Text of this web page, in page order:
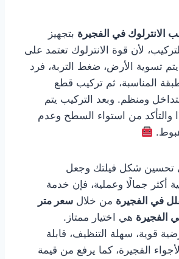
الانترلوك في الفجيرة بتجهيز
لأن قوة الانترلوك تعتمد على
تسوية الأرض، ضغط التربة، فرد
المناسبة، ثم تركيب قطع
ومنظم. وبعد التركيب يتم
والتأكد من استواء السطح وعدم
تحسين شكل فيلتك وجعل
أكثر جمالًا وعملية، فإن خدمة
في الفجيرة من خلال سعر متر
الفجيرة هي اختيار ممتاز.
قوية، سهلة التنظيف، قابلة
الفجيرة، كما يرفع من قيمة